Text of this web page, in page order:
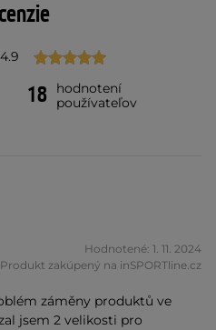
18
hodnotení
používateľov
Hodnotené: 1. 11. 2024
Produkt zakúpený na inSPORTline.cz
záměny produktů ve
jsem 2 velikosti pro